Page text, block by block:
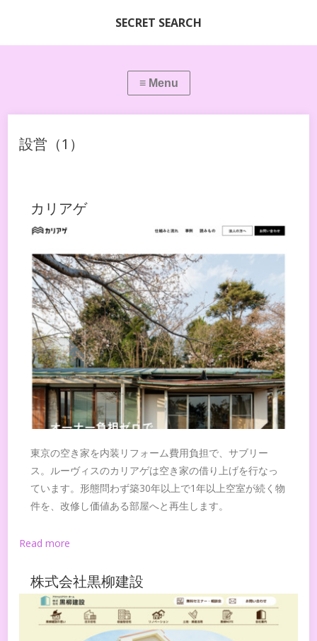
SECRET SEARCH
設営（1）
カリアゲ
東京の空き家を内装リフォーム費用負担で、サブリー
ス。ルーヴィスのカリアゲは空き家の借り上げを行なっ
ています。形態問わず築30年以上で1年以上空室が続く物
件を、改修し価値ある部屋へと再生します。
Read more
株式会社黒柳建設